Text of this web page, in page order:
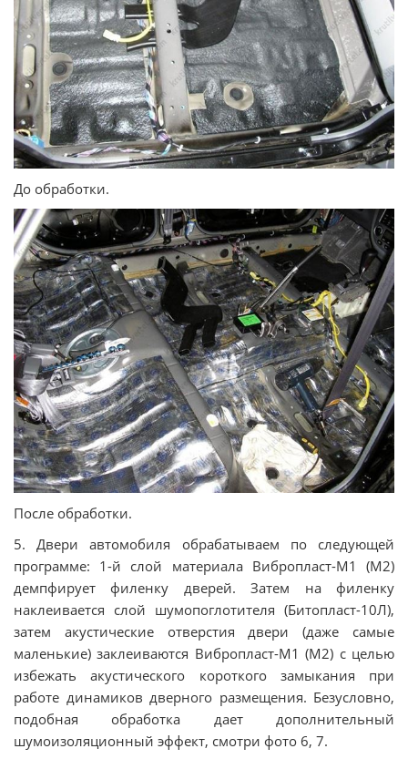
До обработки.
После обработки.
5. Двери автомобиля обрабатываем по следующей
программе: 1-й слой материала Вибропласт-М1 (М2)
демпфирует филенку дверей. Затем на филенку
наклеивается слой шумопоглотителя (Битопласт-10Л),
затем акустические отверстия двери (даже самые
маленькие) заклеиваются Вибропласт-М1 (М2) с целью
избежать акустического короткого замыкания при
работе динамиков дверного размещения. Безусловно,
подобная обработка дает дополнительный
шумоизоляционный эффект, смотри фото 6, 7.